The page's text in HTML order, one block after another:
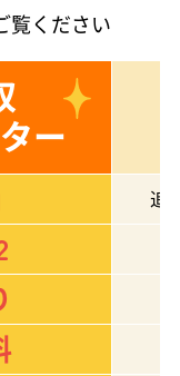
覧ください
ー
追